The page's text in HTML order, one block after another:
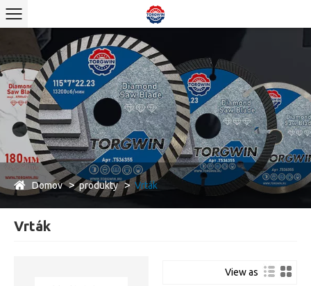
Domov produkty Vrták
Vrták
View as